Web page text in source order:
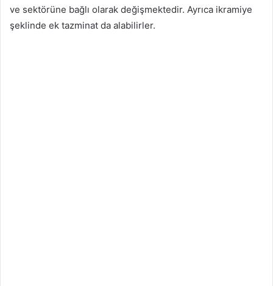
ve sektörüne bağlı olarak değişmektedir. Ayrıca ikramiye
şeklinde ek tazminat da alabilirler.